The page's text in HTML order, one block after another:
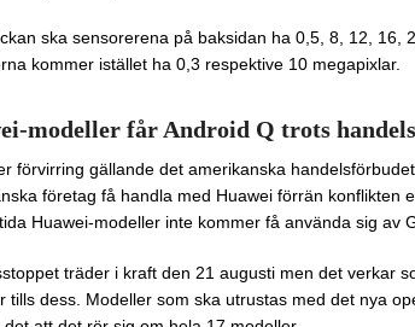
ska sensorerena på baksidan ha 0,5, 8, 12, 16,
kommer istället ha 0,3 respektive 10 megapixlar.
modeller får Android Q trots
förvirring gällande det amerikanska
företag få handla med Huawei förrän konflikten
Huawei-modeller inte kommer få använda sig av
träder i kraft den 21 augusti men det verkar
tills dess. Modeller som ska utrustas med det nya